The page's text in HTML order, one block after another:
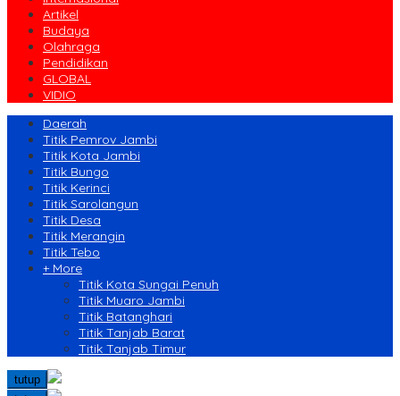
Artikel
Budaya
Olahraga
Pendidikan
GLOBAL
VIDIO
Daerah
Titik Pemrov Jambi
Titik Kota Jambi
Titik Bungo
Titik Kerinci
Titik Sarolangun
Titik Desa
Titik Merangin
Titik Tebo
+ More
Titik Kota Sungai Penuh
Titik Muaro Jambi
Titik Batanghari
Titik Tanjab Barat
Titik Tanjab Timur
tutup